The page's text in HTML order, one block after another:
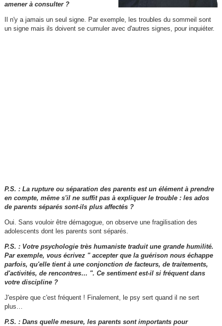
amener à consulter ?
Il n'y a jamais un seul signe. Par exemple, les troubles du sommeil sont
un signe mais ils doivent se cumuler avec d'autres signes, pour inquiéter.
P.S. : La rupture ou séparation des parents est un élément à prendre
en compte, même s'il ne suffit pas à expliquer le trouble : les ados
de parents séparés sont-ils plus affectés ?
Oui. Sans vouloir être démagogue, on observe une fragilisation des
adolescents dont les parents sont séparés.
P.S. : Votre psychologie très humaniste traduit une grande humilité.
Par exemple, vous écrivez " accepter que la guérison nous échappe
parfois, qu'elle tient à une conjonction de facteurs, de traitements,
d'activités, de rencontres… ". Ce sentiment est-il si fréquent dans
votre discipline ?
J'espère que c'est fréquent ! Finalement, le psy sert quand il ne sert
plus…
P.S. : Dans quelle mesure, les parents sont importants pour